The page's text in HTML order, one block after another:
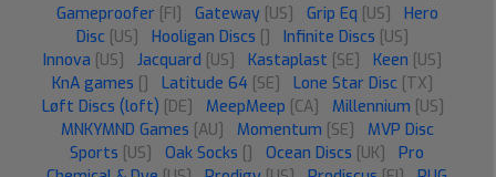
Gameproofer [FI] Gateway [US] Grip Eq [US]
Hero
Disc [US] Hooligan Discs [] Infinite Discs [US]
Innova [US] Jacquard [US] Kastaplast [SE] Keen [US]
KnA games [] Latitude 64 [SE] Lone Star Disc [TX]
Løft Discs (loft) [DE] MeepMeep [CA] Millennium [US]
MNKYMND Games [AU] Momentum [SE]
MVP Disc
Sports [US] Oak Socks [] Ocean Discs [UK]
Pro